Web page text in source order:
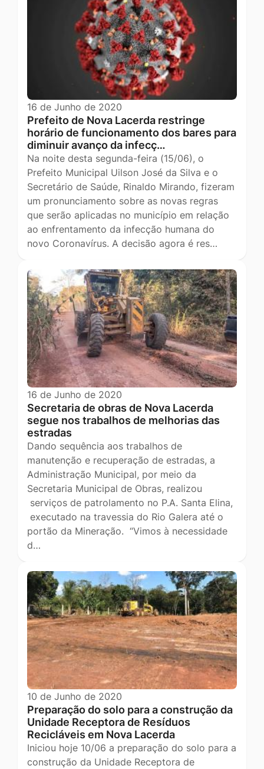
16 de Junho de 2020
Prefeito de Nova Lacerda restringe
horário de funcionamento dos bares para
diminuir avanço da infecç…
Na noite desta segunda-feira (15/06), o
Prefeito Municipal Uilson José da Silva e o
Secretário de Saúde, Rinaldo Mirando, fizeram
um pronunciamento sobre as novas regras
que serão aplicadas no município em relação
ao enfrentamento da infecção humana do
novo Coronavírus. A decisão agora é res…
16 de Junho de 2020
Secretaria de obras de Nova Lacerda
segue nos trabalhos de melhorias das
estradas
Dando sequência aos trabalhos de
manutenção e recuperação de estradas, a
Administração Municipal, por meio da
Secretaria Municipal de Obras, realizou
serviços de patrolamento no P.A. Santa Elina,
executado na travessia do Rio Galera até o
portão da Mineração. “Vimos à necessidade
d…
10 de Junho de 2020
Preparação do solo para a construção da
Unidade Receptora de Resíduos
Recicláveis em Nova Lacerda
Iniciou hoje 10/06 a preparação do solo para a
construção da Unidade Receptora de